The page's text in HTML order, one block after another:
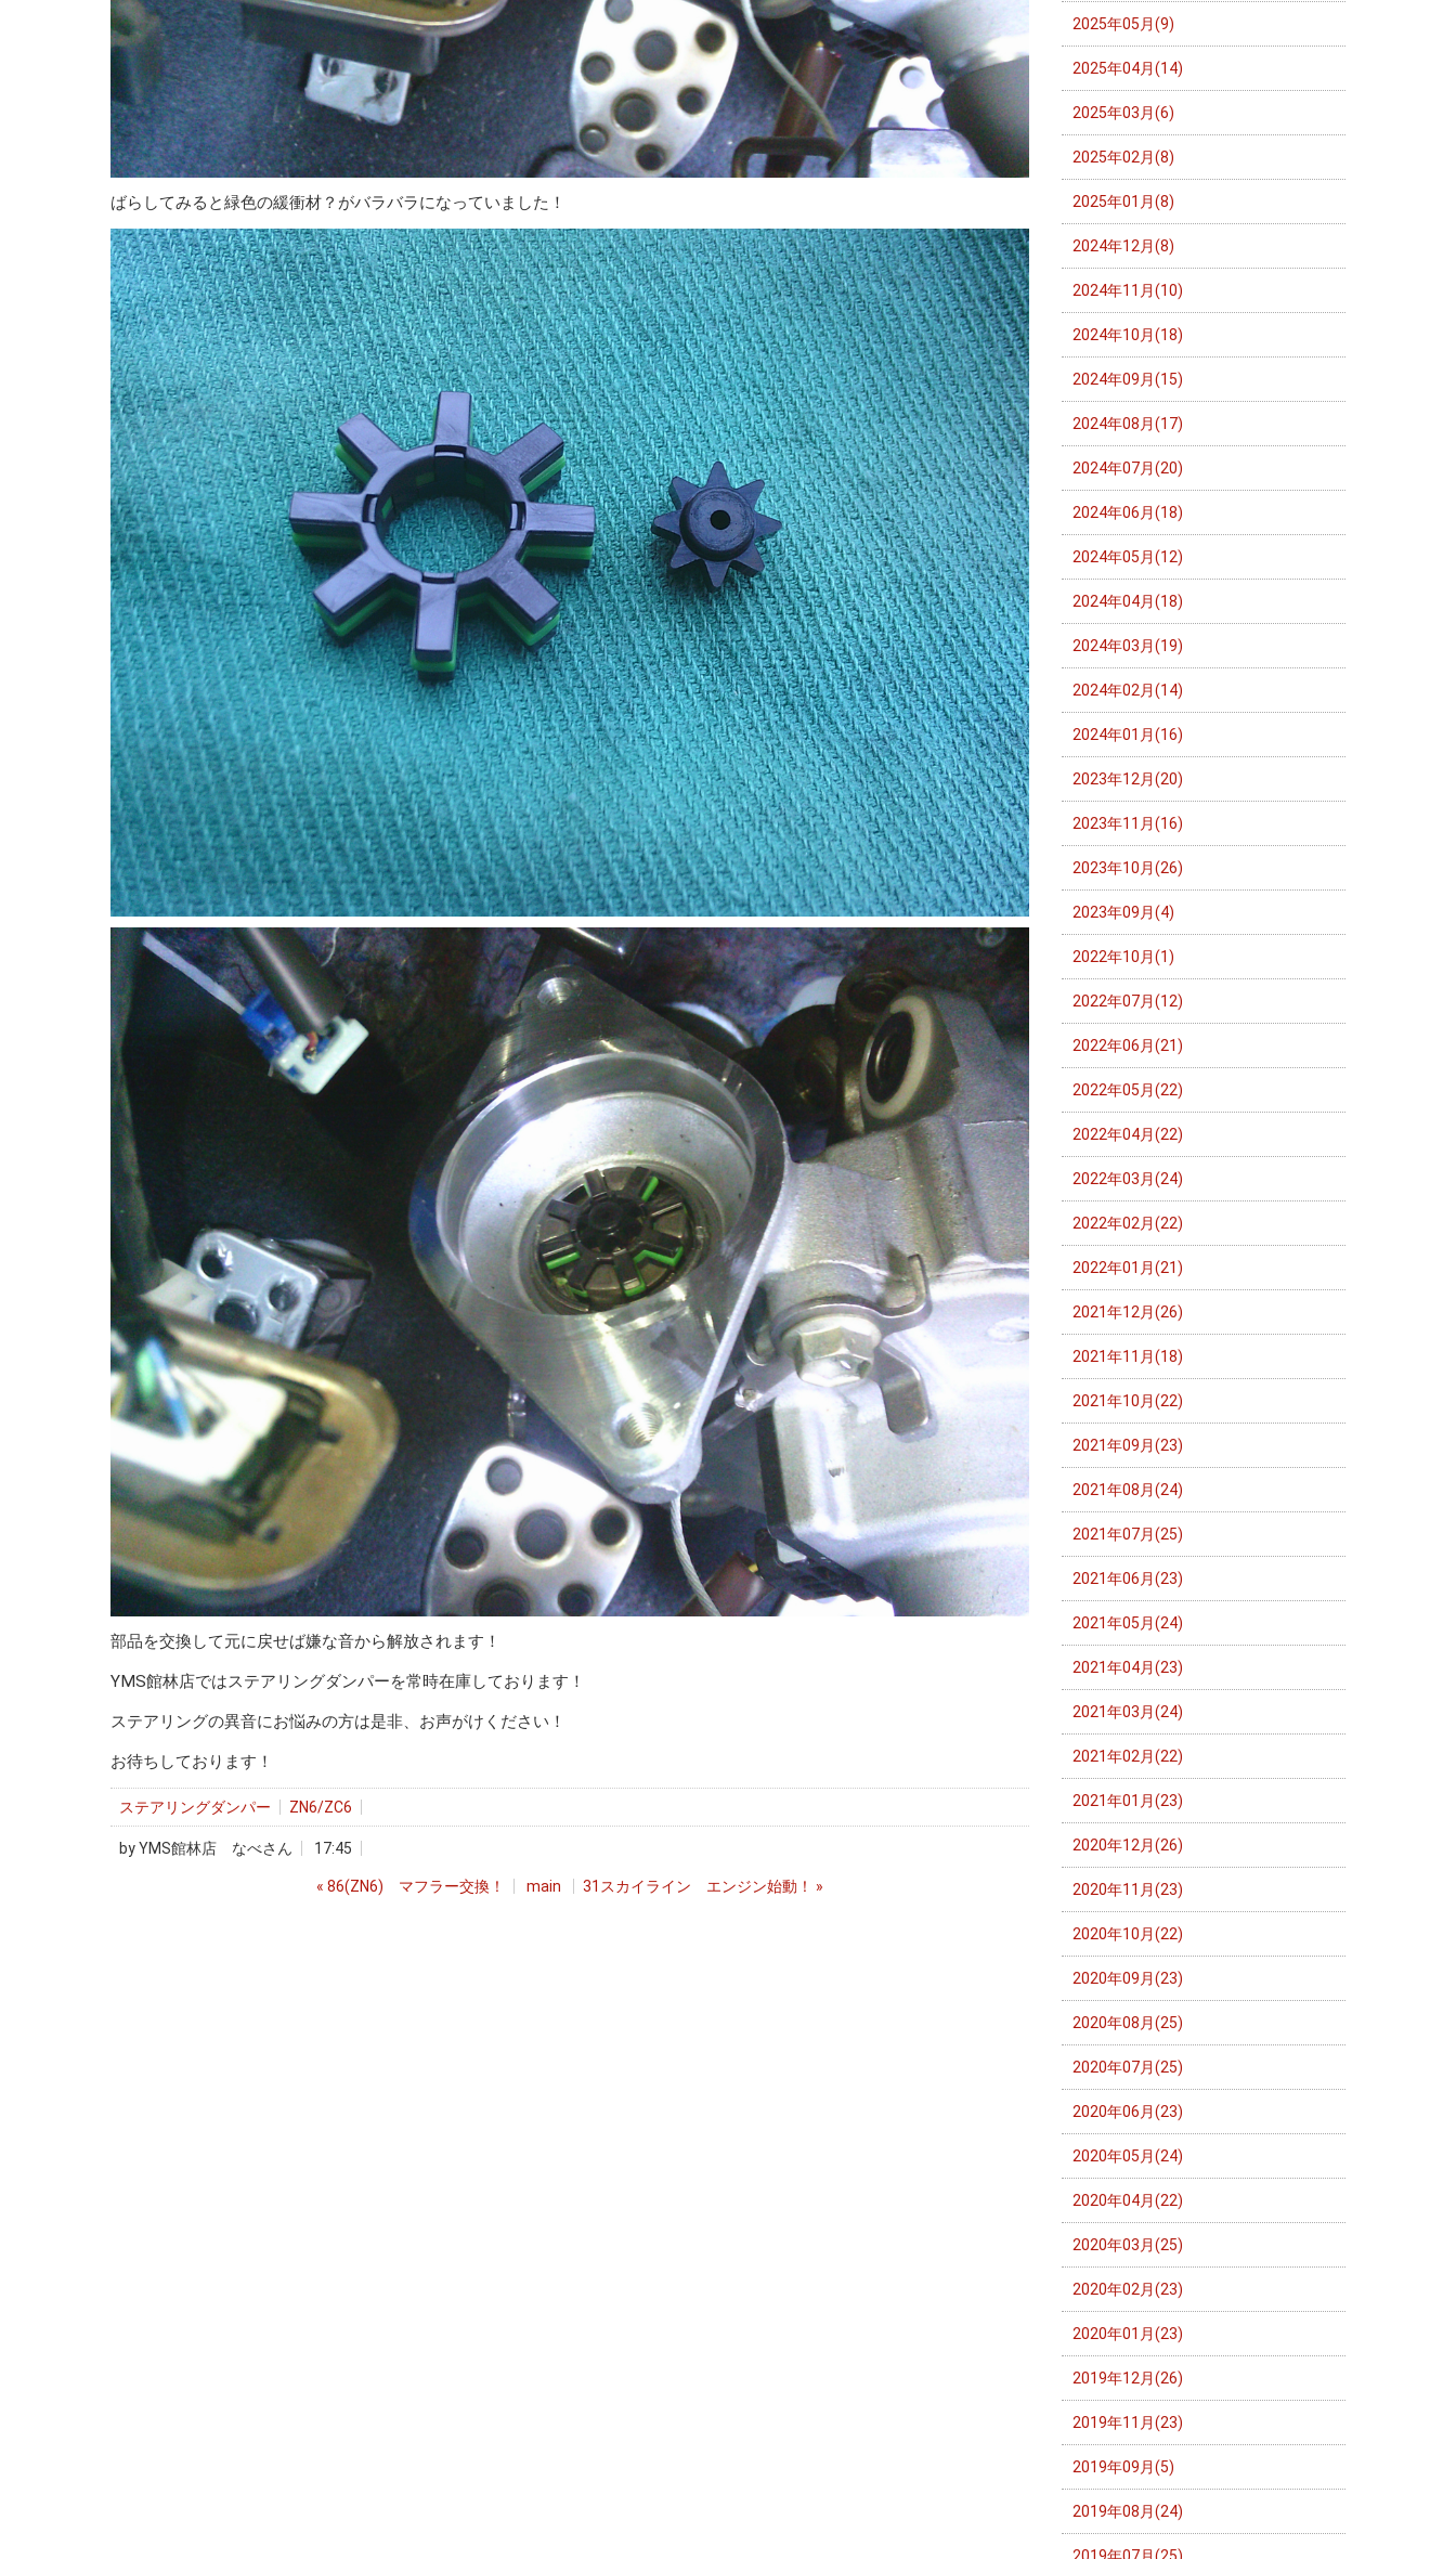
ばらしてみると緑色の緩衝材？がバラバラになっていました！
部品を交換して元に戻せば嫌な音から解放されます！
YMS館林店ではステアリングダンパーを常時在庫しております！
ステアリングの異音にお悩みの方は是非、お声がけください！
お待ちしております！
ステアリングダンパー ZN6/ZC6
byYMS館林店 なべさん 17:45
« 86(ZN6) マフラー交換！ main 31スカイライン エンジン始動！ »
2025年05月(9)
2025年04月(14)
2025年03月(6)
2025年02月(8)
2025年01月(8)
2024年12月(8)
2024年11月(10)
2024年10月(18)
2024年09月(15)
2024年08月(17)
2024年07月(20)
2024年06月(18)
2024年05月(12)
2024年04月(18)
2024年03月(19)
2024年02月(14)
2024年01月(16)
2023年12月(20)
2023年11月(16)
2023年10月(26)
2023年09月(4)
2022年10月(1)
2022年07月(12)
2022年06月(21)
2022年05月(22)
2022年04月(22)
2022年03月(24)
2022年02月(22)
2022年01月(21)
2021年12月(26)
2021年11月(18)
2021年10月(22)
2021年09月(23)
2021年08月(24)
2021年07月(25)
2021年06月(23)
2021年05月(24)
2021年04月(23)
2021年03月(24)
2021年02月(22)
2021年01月(23)
2020年12月(26)
2020年11月(23)
2020年10月(22)
2020年09月(23)
2020年08月(25)
2020年07月(25)
2020年06月(23)
2020年05月(24)
2020年04月(22)
2020年03月(25)
2020年02月(23)
2020年01月(23)
2019年12月(26)
2019年11月(23)
2019年09月(5)
2019年08月(24)